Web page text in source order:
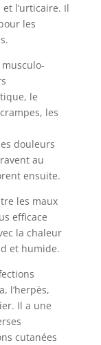
l’urticaire. Il
les
le
les
douleurs
au
ensuite.
les maux
efficace
la chaleur
et humide.
l’herpès,
Il a une
cutanées